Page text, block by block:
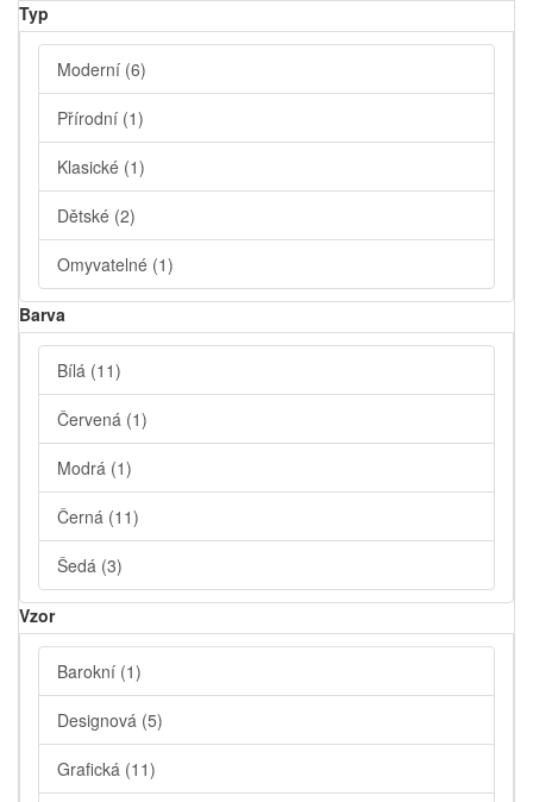
Typ
Moderní (6)
Přírodní (1)
Klasické (1)
Dětské (2)
Omyvatelné (1)
Barva
Bílá (11)
Červená (1)
Modrá (1)
Černá (11)
Šedá (3)
Vzor
Barokní (1)
Designová (5)
Grafická (11)